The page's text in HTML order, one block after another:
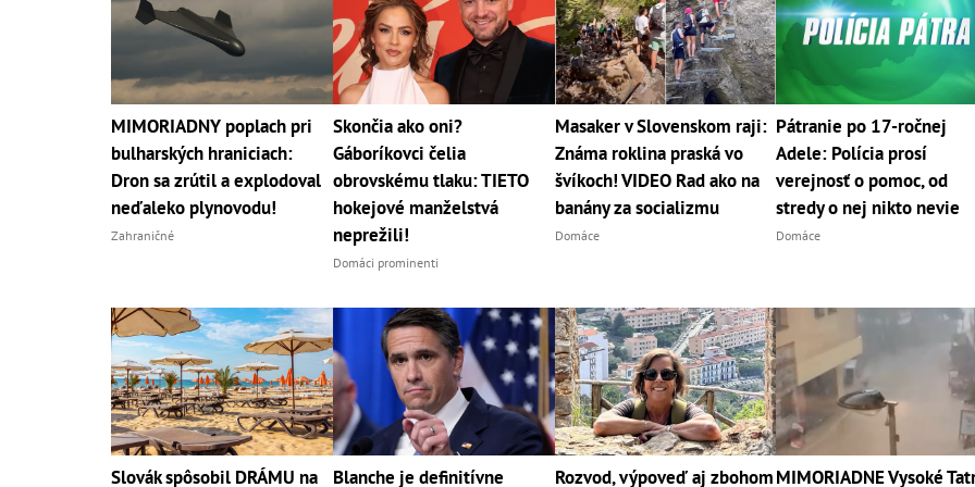
MIMORIADNY poplach pri
bulharských hraniciach:
Dron sa zrútil a explodoval
neďaleko plynovodu!
Zahraničné
Skončia ako oni?
Gáboríkovci čelia
obrovskému tlaku: TIETO
hokejové manželstvá
neprežili!
Domáci prominenti
Masaker v Slovenskom raji:
Známa roklina praská vo
švíkoch! VIDEO Rad ako na
banány za socializmu
Domáce
Pátranie po 17-ročnej
Adele: Polícia prosí
verejnosť o pomoc, od
stredy o nej nikto nevie
Domáce
Slovák spôsobil DRÁMU na Blanche je definitívne Rozvod, výpoveď aj zbohomMIMORIADNE Vysoké